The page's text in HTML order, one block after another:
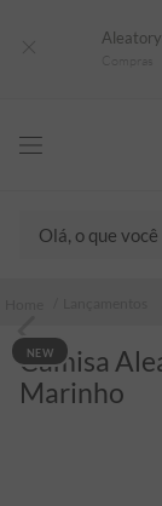
NEW
Camisa
Marinho